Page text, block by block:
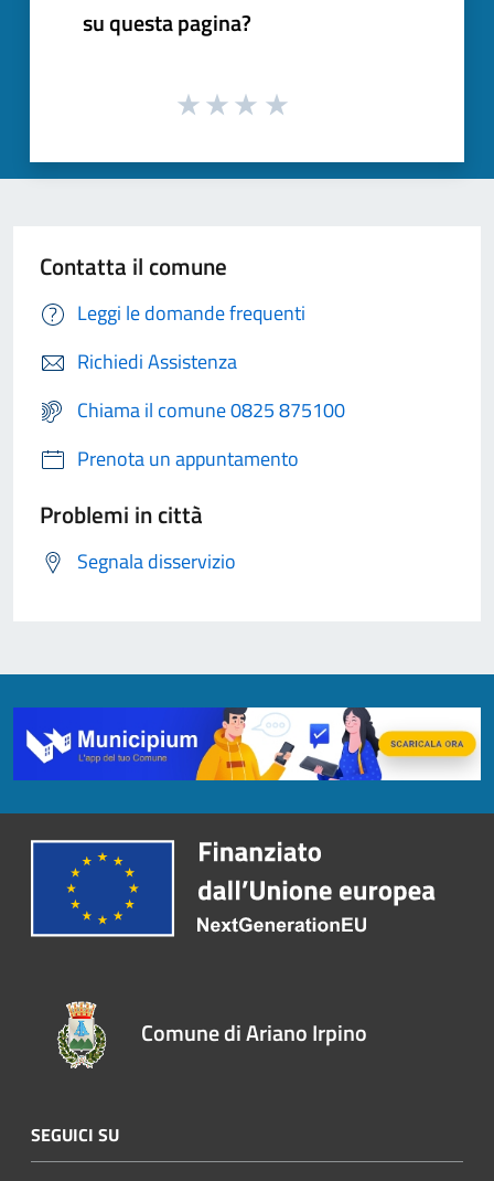
su questa pagina?
Contatta il comune
Leggi le domande frequenti
Richiedi Assistenza
Chiama il comune 0825 875100
Prenota un appuntamento
Problemi in città
Segnala disservizio
Comune di Ariano Irpino
SEGUICI SU